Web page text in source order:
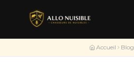
Accueil Blog